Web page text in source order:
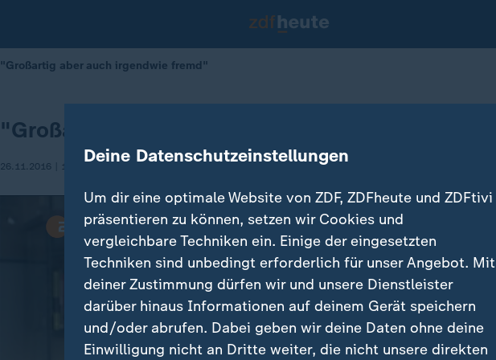
"Großartig aber auch irgendwie fremd"
"Großartig aber auch irgendwie fremd"
26.11.2016 | 19:45 Deine Datenschutzeinstellungen
Um dir eine optimale Website von ZDF, ZDFheute und ZDFtivi
präsentieren zu können, setzen wir Cookies und
vergleichbare Techniken ein. Einige der eingesetzten
Techniken sind unbedingt erforderlich für unser Angebot. Mit
deiner Zustimmung dürfen wir und unsere Dienstleister
darüber hinaus Informationen auf deinem Gerät speichern
und/oder abrufen. Dabei geben wir deine Daten ohne deine
Einwilligung nicht an Dritte weiter, die nicht unsere direkten